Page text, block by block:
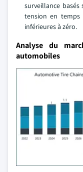
surveillance
tension en
inférieures à zéro.
Analyse du
automobiles